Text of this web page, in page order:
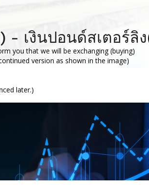
- เงินปอนด์สเตอร์ลิ
you that we will be exchanging (buying)
version as shown in the image)
later.)